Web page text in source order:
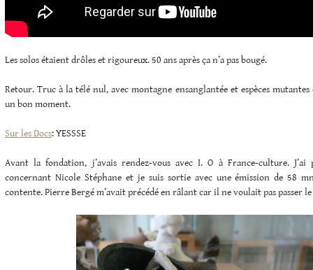
Les solos étaient drôles et rigoureux. 50 ans après ça n’a pas bougé.
Retour. Truc à la télé nul, avec montagne ensanglantée et espèces mutantes
un bon moment.
Sur les Docs: YESSSE
Avant la fondation, j’avais rendez-vous avec I. O à France-culture. J’ai
concernant Nicole Stéphane et je suis sortie avec une émission de 58
contente. Pierre Bergé m’avait précédé en râlant car il ne voulait pas passer